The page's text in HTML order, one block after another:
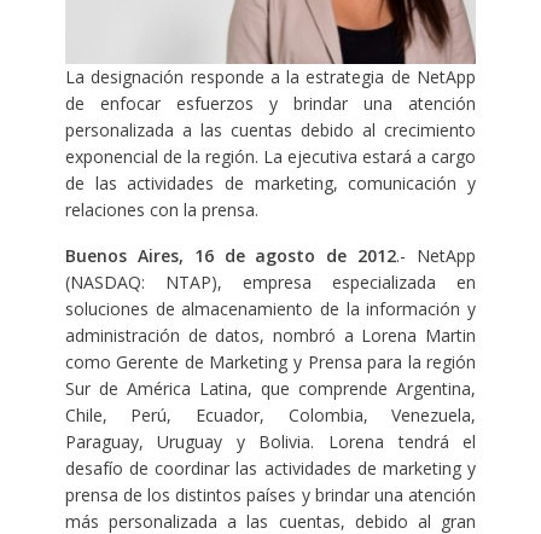
La designación responde a la estrategia de NetApp
de enfocar esfuerzos y brindar una atención
personalizada a las cuentas debido al crecimiento
exponencial de la región. La ejecutiva estará a cargo
de las actividades de marketing, comunicación y
relaciones con la prensa.
Buenos Aires, 16 de agosto de 2012.- NetApp
(NASDAQ: NTAP), empresa especializada en
soluciones de almacenamiento de la información y
administración de datos, nombró a Lorena Martin
como Gerente de Marketing y Prensa para la región
Sur de América Latina, que comprende Argentina,
Chile, Perú, Ecuador, Colombia, Venezuela,
Paraguay, Uruguay y Bolivia. Lorena tendrá el
desafío de coordinar las actividades de marketing y
prensa de los distintos países y brindar una atención
más personalizada a las cuentas, debido al gran